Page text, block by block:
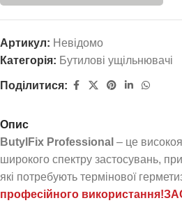
Артикул: Невідомо
Категорія: Бутилові ущільнювачі
Поділитися:
Опис
ButylFix Professional – це
широкого спектру застосувань,
які потребують термінової
професійного використання!